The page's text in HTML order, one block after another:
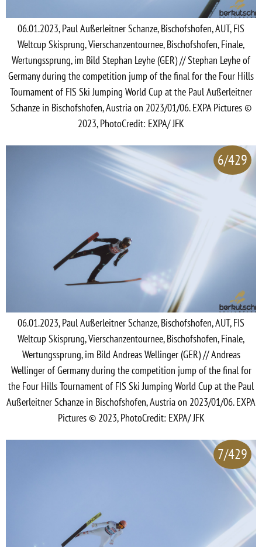
06.01.2023, Paul Außerleitner Schanze, Bischofshofen, AUT, FIS
Weltcup Skisprung, Vierschanzentournee, Bischofshofen, Finale,
Wertungssprung, im Bild Stephan Leyhe (GER) // Stephan Leyhe of
Germany during the competition jump of the final for the Four Hills
Tournament of FIS Ski Jumping World Cup at the Paul Außerleitner
Schanze in Bischofshofen, Austria on 2023/01/06. EXPA Pictures ©
2023, PhotoCredit: EXPA/ JFK
6/429
06.01.2023, Paul Außerleitner Schanze, Bischofshofen, AUT, FIS
Weltcup Skisprung, Vierschanzentournee, Bischofshofen, Finale,
Wertungssprung, im Bild Andreas Wellinger (GER) // Andreas
Wellinger of Germany during the competition jump of the final for
the Four Hills Tournament of FIS Ski Jumping World Cup at the Paul
Außerleitner Schanze in Bischofshofen, Austria on 2023/01/06. EXPA
Pictures © 2023, PhotoCredit: EXPA/ JFK
7/429